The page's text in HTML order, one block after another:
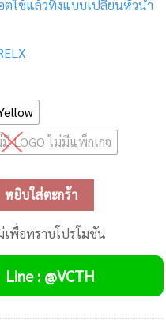
ตใช้แล้วทิ้งแบบเปลี่ยนหัวน้ำ
LOGO ไม่มีแพ็กเกจ
(เครื่องเปล่า) ชิ้น
หยิบใส่ตะกร้า
พื่อทราบโปรโมชัน
Line : @VCTH